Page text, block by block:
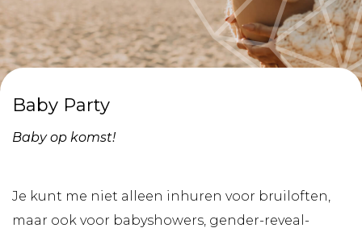
Baby Party
Baby op komst!
Je kunt me niet alleen inhuren voor bruiloften,
maar ook voor babyshowers, gender-reveal-